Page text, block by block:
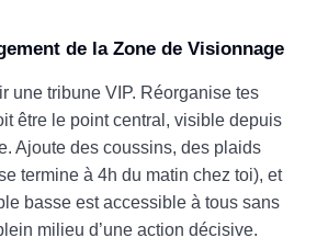
de la Zone de Visionnage
une tribune VIP. Réorganise tes
être le point central, visible depuis
Ajoute des coussins, des plaids
termine à 4h du matin chez toi), et
basse est accessible à tous sans
milieu d’une action décisive.